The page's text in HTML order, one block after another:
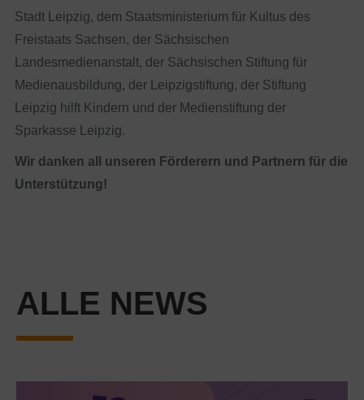
Stadt Leipzig, dem Staatsministerium für Kultus des
Freistaats Sachsen, der Sächsischen
Landesmedienanstalt, der Sächsischen Stiftung für
Medienausbildung, der Leipzigstiftung, der Stiftung
Leipzig hilft Kindern und der Medienstiftung der
Sparkasse Leipzig.
Wir danken all unseren Förderern und Partnern für die
Unterstützung!
ALLE NEWS